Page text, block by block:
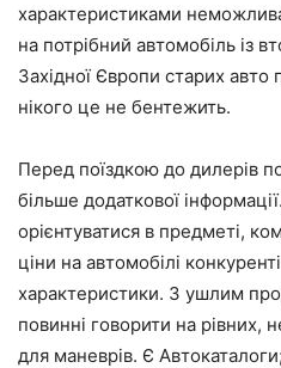
характеристиками
на потрібний автомобіль із
Західної Європи старих авто
нікого це не бентежить.
Перед поїздкою до дилерів
більше додаткової
орієнтуватися в предметі,
ціни на автомобілі
характеристики. З ушлим
повинні говорити на
для маневрів. Є